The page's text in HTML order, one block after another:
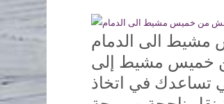
الى الدمام
خميس مشيط إلى
تساعدك في اتخاذ